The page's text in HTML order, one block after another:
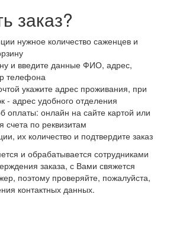
заказ?
нужное количество саженцев и
и введите данные ФИО, адрес,
телефона
укажите адрес проживания, при
- адрес удобного отделения
оплаты: онлайн на сайте картой или
счета по реквизитам
их количество и подтвердите заказ
и обрабатывается сотрудниками
заказа, с Вами свяжется
поэтому проверяйте, пожалуйста,
контактных данных.